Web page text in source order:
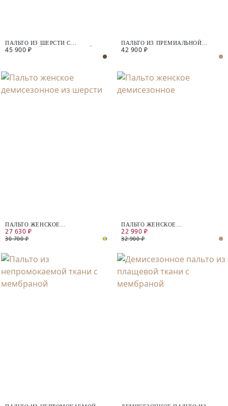
ПАЛЬТО ИЗ ШЕРСТИ С
МЕМБРАНОЙ И УТЕПЛЁННОЙ
45 900 ₽
ПАЛЬТО ИЗ ПРЕМИАЛЬНОЙ
ШЕРСТИ С ДОБАВЛЕНИЕМ
42 900 ₽
ПАЛЬТО ЖЕНСКОЕ
ДЕМИСЕЗОННОЕ ИЗ ШЕРСТИ
27 630 ₽
30 700 ₽
ПАЛЬТО ЖЕНСКОЕ
ДЕМИСЕЗОННОЕ
22 990 ₽
32 900 ₽